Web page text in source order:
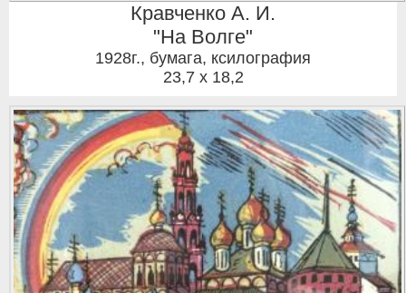
Кравченко А. И.
"На Волге"
1928г., бумага, ксилография
23,7 x 18,2